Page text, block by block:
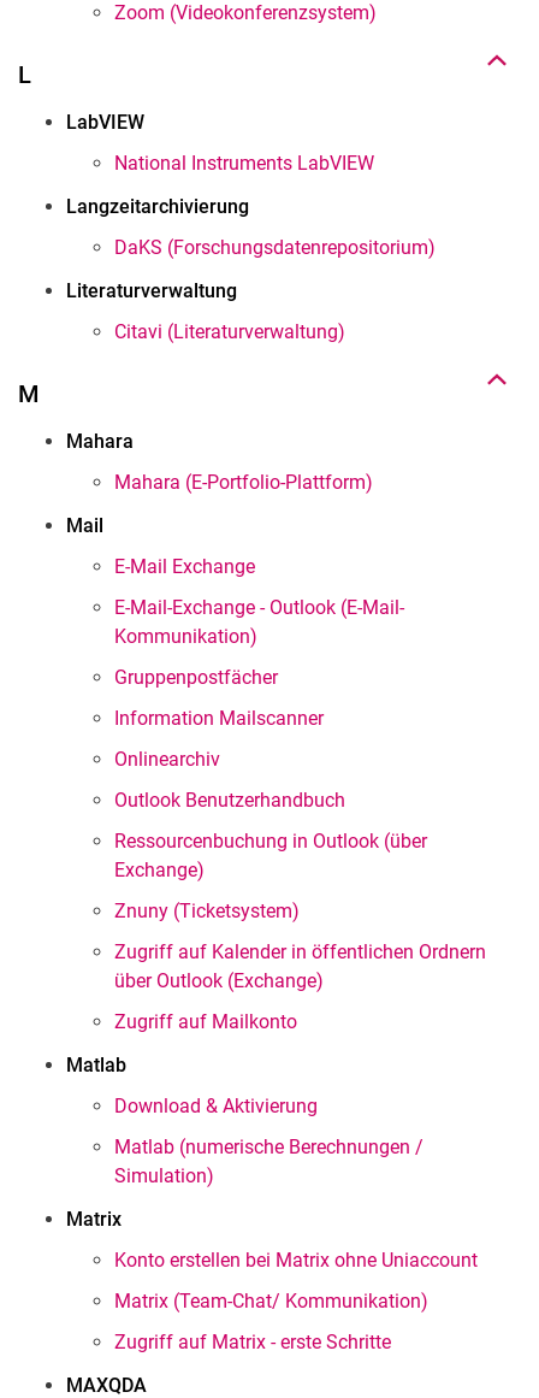
Zoom (Videokonferenzsystem)
L
LabVIEW
National Instruments LabVIEW
Langzeitarchivierung
DaKS (Forschungsdatenrepositorium)
Literaturverwaltung
Citavi (Literaturverwaltung)
M
Mahara
Mahara (E-Portfolio-Plattform)
Mail
E-Mail Exchange
E-Mail-Exchange - Outlook (E-Mail-
Kommunikation)
Gruppenpostfächer
Information Mailscanner
Onlinearchiv
Outlook Benutzerhandbuch
Ressourcenbuchung in Outlook (über
Exchange)
Znuny (Ticketsystem)
Zugriff auf Kalender in öffentlichen Ordnern
über Outlook (Exchange)
Zugriff auf Mailkonto
Matlab
Download & Aktivierung
Matlab (numerische Berechnungen /
Simulation)
Matrix
Konto erstellen bei Matrix ohne Uniaccount
Matrix (Team-Chat/ Kommunikation)
Zugriff auf Matrix - erste Schritte
MAXQDA